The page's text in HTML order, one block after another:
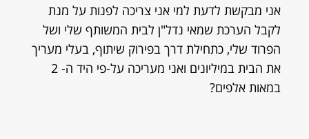
אני מבקשת לדעת למי אני צריכה לפנות על מנת
לקבל הערכת שמאי נדל"ן לבית המשותף שלי ושל
הפרוד שלי, כתחילת דרך בפירוק שיתוף, בעלי מעריך
את הבית במיליונים ואני מעריכה על-פי היד ה- 2
במאות אלפים?